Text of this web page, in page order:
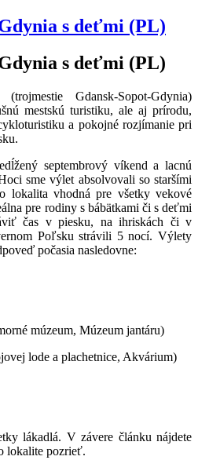
s deťmi (PL)
s deťmi (PL)
Gdansk-Sopot-Gdynia)
mestskú turistiku, ale aj prírodu,
a pokojné rozjímanie pri
septembrový víkend a lacnú
sme výlet absolvovali so staršími
vhodná pre všetky vekové
pre rodiny s bábätkami či s deťmi
čas v piesku, na ihriskách či v
Poľsku strávili 5 nocí. Výlety
počasia nasledovne:
múzeum, Múzeum jantáru)
lode a plachetnice, Akvárium)
lákadlá. V závere článku nájdete
lokalite pozrieť.